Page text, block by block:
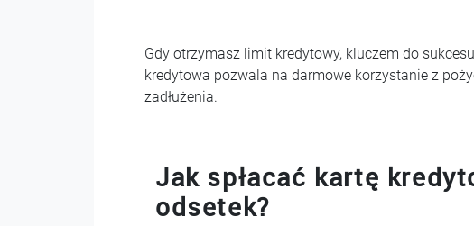
Gdy otrzymasz limit kredytowy, kluczem do
kredytowa pozwala na darmowe korzystanie z
zadłużenia.
Jak spłacać kartę
odsetek?